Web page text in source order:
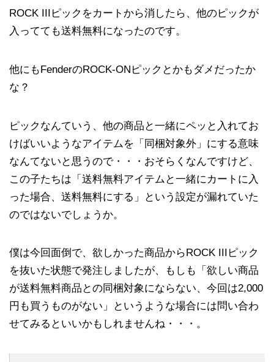
ROCK IIIピックをカートから消したら、他のピックが
入ってても送料無料になったのです。
他にもFenderのROCK-ONピックとかもダメだったか
な？
ピックなんていう、他の商品と一緒にペッと入れてお
けばいいようなアイテムを「同梱対象外」にする意味
なんてないと思うので・・・おそらくなんですけど、
この子たちは「送料無料アイテムと一緒にカートに入
った場合、送料無料にする」という設定が漏れていた
のではないでしょうか。
僕は今回面倒で、欲しかった商品からROCK IIIピック
を抜いた状態で発注しましたが、もしも「欲しい商品
が送料無料商品との同梱対象にならない、今回は2,000
円も買うものがない」というような場合には問い合わ
せてみるといいかもしれませんね・・・。